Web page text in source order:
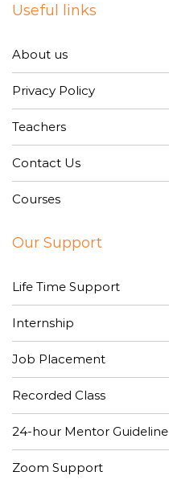
Useful links
About us
Privacy Policy
Teachers
Contact Us
Courses
Our Support
Life Time Support
Internship
Job Placement
Recorded Class
24-hour Mentor Guideline
Zoom Support